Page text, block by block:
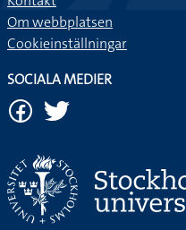
Om webbplatsen
Cookieinställningar
SOCIALA MEDIER